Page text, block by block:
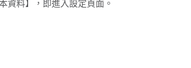
資料】，即進入設定頁面。